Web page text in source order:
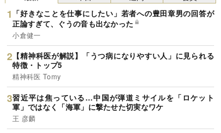
題となり、マンガはTwitterで累計70万いいね！を
獲得。「メイクをこんなふうに、友達に教えてほ
しかった！」「まさに求めていた本！」と大反響
が寄せられています。この連載では、本書から特
別に内容を抜粋して紹介します。
「好きなことを仕事にしたい」若者への豊田章男の回答が
正論すぎて、ぐうの音も出なかった
小倉健一
【精神科医が解説】「うつ病になりやすい人」に見られる
特徴・トップ5
精神科医 Tomy
習近平は焦っている…中国が弾道ミサイルを「ロケット
軍」ではなく「海軍」に撃たせた切実なワケ
王 彦麟